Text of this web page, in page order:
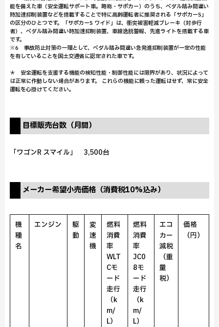
能を備えた車（安全運転サポート車。略称・サポカー）のうち、ペダル踏み間違い
時加速抑制装置などを搭載することで特に高齢運転者に推奨される「サポカーS」
の区分のひとつです。「サポカーS ワイド」は、衝突被害軽減ブレーキ（対歩行
者）、ペダル踏み間違い時加速抑制装置、車線逸脱警報、先進ライトを搭載する車
です。
※6 事故防止対策の一環として、ペダル踏み間違い急発進抑制装置が一定の性能
を有していることを国土交通省に認定された車です。
＊ 安全運転を支援する機能の検知性能・制御性能には限界があり、状況によって
は正常に作動しない場合があります。 これらの機能に頼った運転はせず、常に安全
運転を心掛けてください。
目標販売台数（月間）
「ワゴンR スマイル」 3,500台
メーカー希望小売価格（消費税10%込み）
機
種
名
エンジン
駆
動
変
速
機
燃料
消費
率
WLT
Cモ
ード
走行
（k
m/
L）
燃料
消費
率
JC0
8モ
ード
走行
（k
m/
L）
エコ
カー
減税
（重
量
税）
価格
（円）